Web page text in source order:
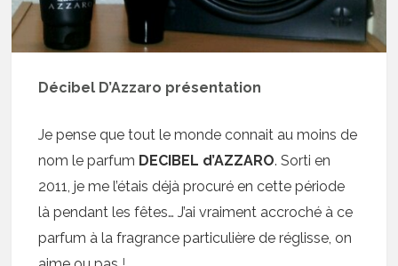
Décibel D’Azzaro présentation
Je pense que tout le monde connait au moins de
nom le parfum DECIBEL d’AZZARO. Sorti en
2011, je me l’étais déjà procuré en cette période
là pendant les fêtes… J’ai vraiment accroché à ce
parfum à la fragrance particulière de réglisse, on